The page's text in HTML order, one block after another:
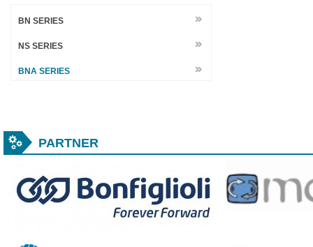
BN SERIES
NS SERIES
BNA SERIES
PARTNER